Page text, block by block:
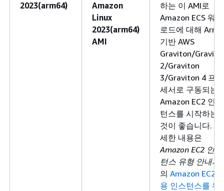
2023(arm64)
Amazon
Linux
2023(arm64)
AMI
하는 이 AMI로
Amazon ECS 워크
로드에 대해 Arm
기반 AWS
Graviton/
2/Graviton
3/Graviton 4 프로
세서로 구동되는
Amazon EC2 인스
턴스를 시작하는
것이 좋습니다. 자
세한 내용은
Amazon EC2 인스
턴스 유형 안내서
의 Amazon EC2
용 인스턴스를 위